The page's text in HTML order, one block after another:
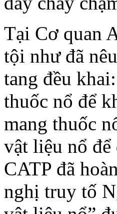
Tại Cơ quan
tội như đã
tang đều
thuốc nổ để
mang thuốc
vật liệu nổ để
CATP đã
nghị truy tố